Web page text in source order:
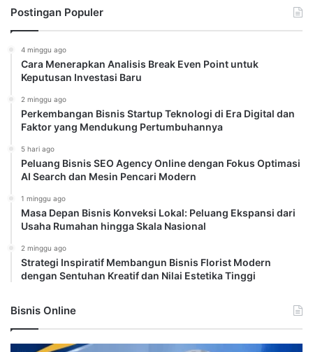
Postingan Populer
4 minggu ago
Cara Menerapkan Analisis Break Even Point untuk
Keputusan Investasi Baru
2 minggu ago
Perkembangan Bisnis Startup Teknologi di Era Digital dan
Faktor yang Mendukung Pertumbuhannya
5 hari ago
Peluang Bisnis SEO Agency Online dengan Fokus Optimasi
AI Search dan Mesin Pencari Modern
1 minggu ago
Masa Depan Bisnis Konveksi Lokal: Peluang Ekspansi dari
Usaha Rumahan hingga Skala Nasional
2 minggu ago
Strategi Inspiratif Membangun Bisnis Florist Modern
dengan Sentuhan Kreatif dan Nilai Estetika Tinggi
Bisnis Online